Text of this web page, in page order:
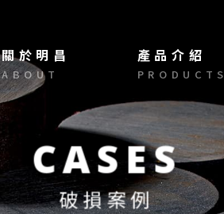
關於明昌
ABOUT
產品介紹
PRODUCTS
CASES
破損案例